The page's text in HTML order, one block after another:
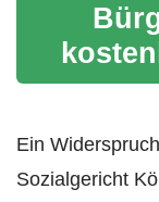
Ein
Sozialgericht